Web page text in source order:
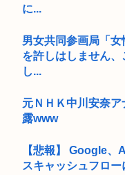
に...
男女共同参画局「
を許しはしません
し...
元ＮＨＫ中川安奈
露www
【悲報】 Google、
スキャッシュフロー